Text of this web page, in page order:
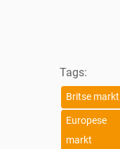
Tags:
Britse markt
Europese
markt